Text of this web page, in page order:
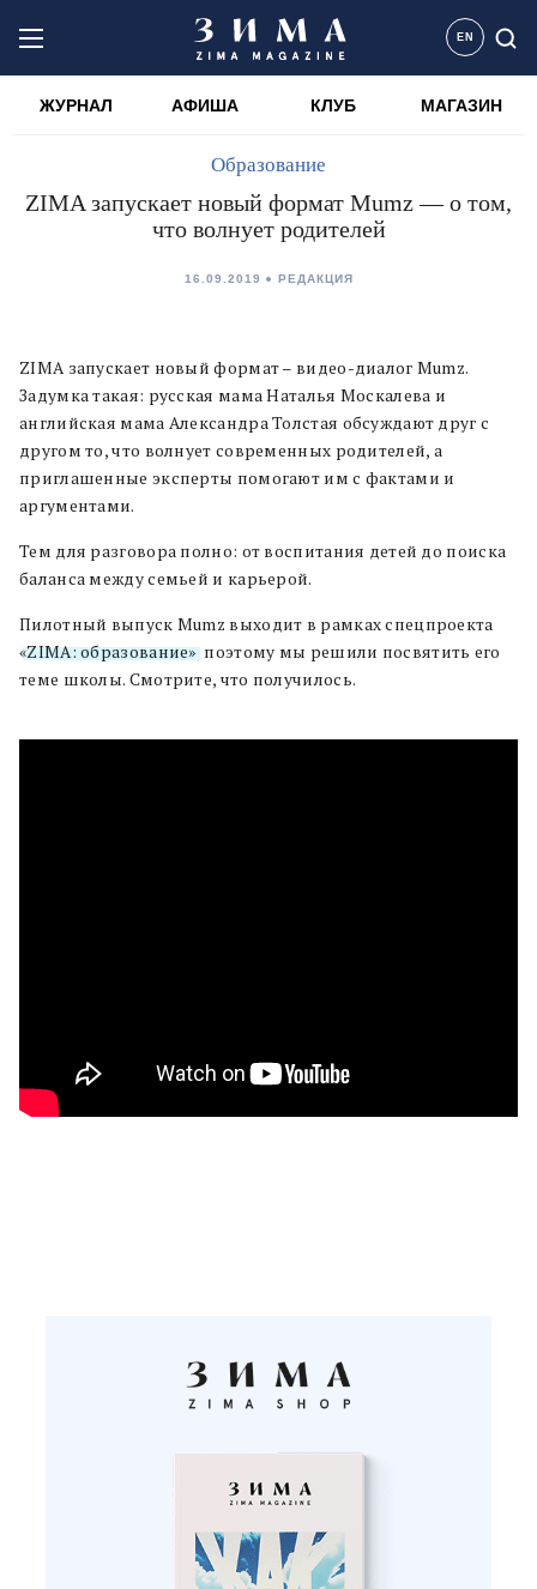
EN
ЖУРНАЛ АФИША КЛУБ МАГАЗИН
Образование
ZIMA запускает новый формат Mumz — о том,
что волнует родителей
16.09.2019 РЕДАКЦИЯ
ZIMA запускает новый формат – видео-диалог Mumz.
Задумка такая: русская мама Наталья Москалева и
английская мама Александра Толстая обсуждают друг с
другом то, что волнует современных родителей, а
приглашенные эксперты помогают им с фактами и
аргументами.
Тем для разговора полно: от воспитания детей до поиска
баланса между семьей и карьерой.
Пилотный выпуск Mumz выходит в рамках спецпроекта
«ZIMA: образование», поэтому мы решили посвятить его
теме школы. Смотрите, что получилось.